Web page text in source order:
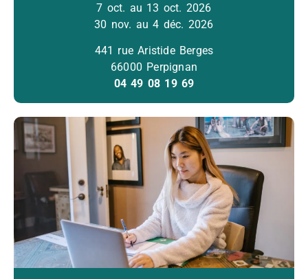
7 oct. au 13 oct. 2026
30 nov. au 4 déc. 2026
441 rue Aristide Berges
66000 Perpignan
04 49 08 19 69